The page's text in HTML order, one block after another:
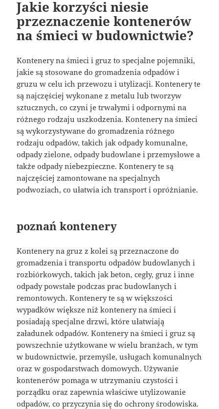
Jakie korzyści niesie
przeznaczenie kontenerów
na śmieci w budownictwie?
Kontenery na śmieci i gruz to specjalne pojemniki,
jakie są stosowane do gromadzenia odpadów i
gruzu w celu ich przewozu i utylizacji. Kontenery te
są najczęściej wykonane z metalu lub tworzyw
sztucznych, co czyni je trwałymi i odpornymi na
różnego rodzaju uszkodzenia. Kontenery na śmieci
są wykorzystywane do gromadzenia różnego
rodzaju odpadów, takich jak odpady komunalne,
odpady zielone, odpady budowlane i przemysłowe a
także odpady niebezpieczne. Kontenery te są
najczęściej zamontowane na specjalnych
podwoziach, co ułatwia ich transport i opróżnianie.
poznań kontenery
Kontenery na gruz z kolei są przeznaczone do
gromadzenia i transportu odpadów budowlanych i
rozbiórkowych, takich jak beton, cegły, gruz i inne
odpady powstałe podczas prac budowlanych i
remontowych. Kontenery te są w większości
wypadków większe niż kontenery na śmieci i
posiadają specjalne drzwi, które ułatwiają
załadunek odpadów. Kontenery na śmieci i gruz są
powszechnie użytkowane w wielu branżach, w tym
w budownictwie, przemyśle, usługach komunalnych
oraz w gospodarstwach domowych. Używanie
kontenerów pomaga w utrzymaniu czystości i
porządku oraz zapewnia właściwe utylizowanie
odpadów, co przyczynia się do ochrony środowiska.